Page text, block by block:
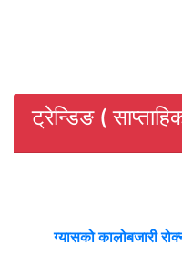
ट्रेन्डिङ (
ग्यासको कालोबजारी